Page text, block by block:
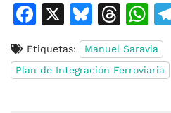
F
c
e
X
Bl
u
e
s
T
h
re
a
W
h
at
s
Etiquetas:
Manuel Saravia
Plan de Integración Ferroviaria